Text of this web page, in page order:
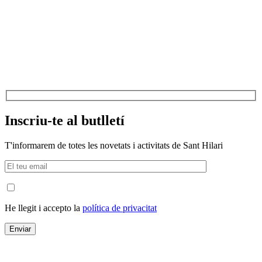
Inscriu-te al butlletí
T'informarem de totes les novetats i activitats de Sant Hilari
He llegit i accepto la política de privacitat